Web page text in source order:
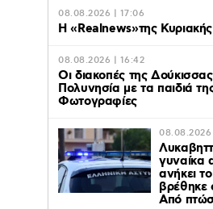
08.08.2026 | 17:06
Η «Realnews»της Κυριακής
08.08.2026 | 16:42
Οι διακοπές της
Πολυνησία με τα παιδιά
Φωτογραφίες
08.08.2026
γυναίκα
ανήκει
βρέθηκε
Από